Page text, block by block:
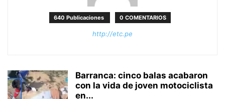
640 Publicaciones 0 COMENTARIOS
http://etc.pe
Barranca: cinco balas acabaron
con la vida de joven motociclista
en...